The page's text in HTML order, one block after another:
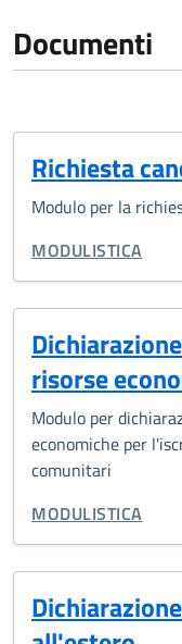
Documenti
Richiesta
Modulo per la
TIPO DI
MODULISTICA
risorse
Modulo per
economiche per
comunitari
TIPO DI
MODULISTICA